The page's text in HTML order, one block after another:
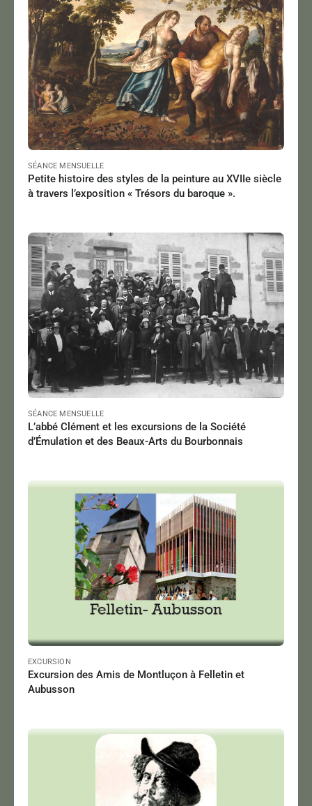
Le 13/10/2024 à 15:00
Lire
SÉANCE MENSUELLE
Petite histoire des styles de la peinture au XVIIe siècle
à travers l’exposition « Trésors du baroque ».
JARRIGE Jean-François
Le 14/06/2024 à 18:00
Lire
SÉANCE MENSUELLE
L’abbé Clément et les excursions de la Société
d’Émulation et des Beaux-Arts du Bourbonnais
JAMES Monique,LAROCHE Virginie,PETIT Aurore
Le 05/05/2024
à 07:00
Lire
EXCURSION
Excursion des Amis de Montluçon à Felletin et
Aubusson
DUPLAIX Bernard
Le 12/04/2024 à 18:00
Lire